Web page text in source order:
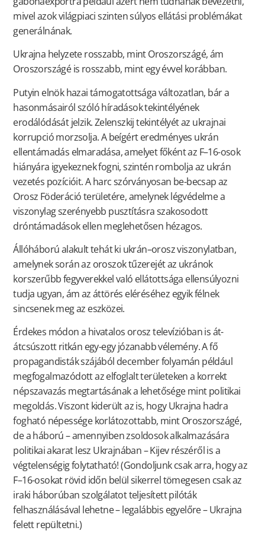
mivel azok világpiaci szinten súlyos ellátási problémákat
generálnának.
Ukrajna helyzete rosszabb, mint Oroszországé, ám
Oroszországé is rosszabb, mint egy évvel korábban.
Putyin elnök hazai támogatottsága változatlan, bár a
hasonmásairól szóló híradások tekintélyének
erodálódását jelzik. Zelenszkij tekintélyét az ukrajnai
korrupció morzsolja. A beígért eredményes ukrán
ellentámadás elmaradása, amelyet főként az F–16-osok
hiányára igyekeznek fogni, szintén rombolja az ukrán
vezetés pozícióit. A harc szórványosan be-becsap az
Orosz Föderáció területére, amelynek légvédelme a
viszonylag szerényebb pusztításra szakosodott
dróntámadások ellen meglehetősen hézagos.
Állóháború alakult tehát ki ukrán–orosz viszonylatban,
amelynek során az oroszok tűzerejét az ukránok
korszerűbb fegyverekkel való ellátottsága ellensúlyozni
tudja ugyan, ám az áttörés eléréséhez egyik félnek
sincsenek meg az eszközei.
Érdekes módon a hivatalos orosz televízióban is át-
átcsúszott ritkán egy-egy józanabb vélemény. A fő
propagandisták szájából december folyamán például
megfogalmazódott az elfoglalt területeken a korrekt
népszavazás megtartásának a lehetősége mint politikai
megoldás. Viszont kiderült az is, hogy Ukrajna hadra
fogható népessége korlátozottabb, mint Oroszországé,
de a háború – amennyiben zsoldosok alkalmazására
politikai akarat lesz Ukrajnában – Kijev részéről is a
végtelenségig folytatható! (Gondoljunk csak arra, hogy az
F–16-osokat rövid időn belül sikerrel tömegesen csak az
iraki háborúban szolgálatot teljesített pilóták
felhasználásával lehetne – legalábbis egyelőre – Ukrajna
felett repültetni.)